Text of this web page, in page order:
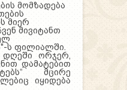
მომზადება
მიერ
მივიტანთ
ს ფილიალში.
დღეში ორჯერ,
დამატებით
მცირე
იყიდება